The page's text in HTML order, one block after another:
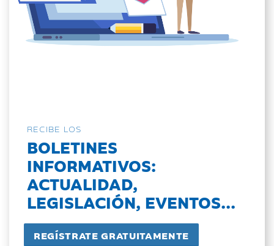
RECIBE LOS
BOLETINES
INFORMATIVOS:
ACTUALIDAD,
LEGISLACIÓN, EVENTOS...